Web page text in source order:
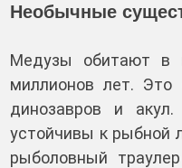
Необычные
Медузы обитают в
миллионов лет. Это
динозавров и
устойчивы к рыбной
рыболовный